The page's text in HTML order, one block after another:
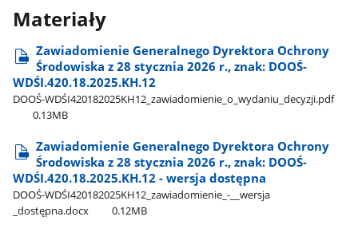
Materiały
Zawiadomienie Generalnego Dyrektora Ochrony
Środowiska z 28 stycznia 2026 r., znak: DOOŚ-
WDŚI.420.18.2025.KH.12
DOOŚ-WDŚI420182025KH12​_zawiadomienie​_o​_wydaniu​_decyzji.pdf
0.13MB
Zawiadomienie Generalnego Dyrektora Ochrony
Środowiska z 28 stycznia 2026 r., znak: DOOŚ-
WDŚI.420.18.2025.KH.12 - wersja dostępna
DOOŚ-WDŚI420182025KH12​_zawiadomienie​_-​_​_wersja​
_dostępna.docx
0.12MB